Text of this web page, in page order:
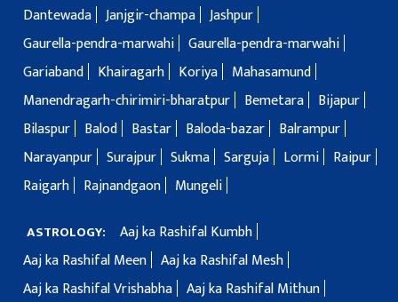
Dantewada Janjgir-champa Jashpur
Gaurella-pendra-marwahi Gaurella-pendra-marwahi
Gariaband
Khairagarh Koriya
Mahasamund
Manendragarh-chirimiri-bharatpur
Bemetara
Bijapur
Bilaspur
Balod Bastar Baloda-bazar
Balrampur
Narayanpur Surajpur Sukma Sarguja Lormi
Raipur
Raigarh
Rajnandgaon Mungeli
ASTROLOGY:
Aaj ka Rashifal Kumbh
Aaj ka Rashifal Meen Aaj ka Rashifal Mesh
Aaj ka Rashifal Vrishabha Aaj ka Rashifal Mithun